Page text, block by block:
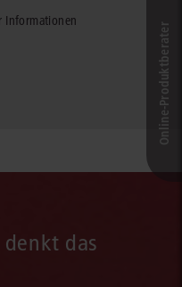
Informationen
das
Online-Produkt­berater